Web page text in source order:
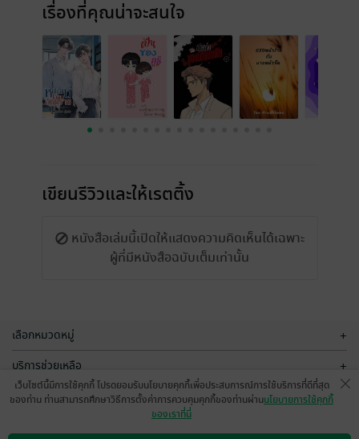
เรื่องที่คุณน่าจะสนใจ
เขียนรีวิวและให้เรตติ้ง
หนังสือเล่มนี้เปิดให้แสดงความคิดเห็นได้เฉพาะ
ผู้ที่มีหนังสือฉบับเต็มเท่านั้น
เลือกหมวดหมู่ +
บริการช่วยเหลือ +
เกี่ยวกับเรา
เว็บไซต์นี้มีการใช้คุกกี้ โปรดยอมรับนโยบายคุกกี้เพื่อประสบการณ์การใช้บริการที่ดีที่สุด
ของท่าน ท่านสามารถศึกษาวิธีการตั้งค่าการควบคุมคุกกี้ของท่านผ่านนโยบายการใช้คุกกี้
ของเราที่นี่